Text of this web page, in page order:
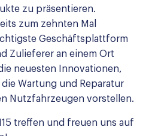
zu präsentieren.
zum zehnten Mal
Geschäftsplattform
Zulieferer an einem Ort
neuesten Innovationen,
Wartung und Reparatur
Nutzfahrzeugen vorstellen.
treffen und freuen uns auf